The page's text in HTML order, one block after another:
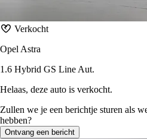
Verkocht
Opel Astra
1.6 Hybrid GS Line Aut.
Helaas, deze auto is verkocht.
Zullen we je een berichtje sturen als
hebben?
Ontvang een bericht